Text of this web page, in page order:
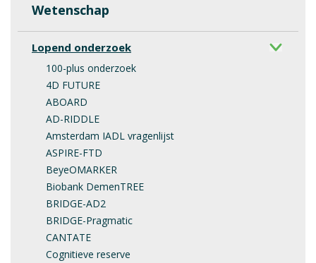
Wetenschap
Lopend onderzoek
100-plus onderzoek
4D FUTURE
ABOARD
AD-RIDDLE
Amsterdam IADL vragenlijst
ASPIRE-FTD
BeyeOMARKER
Biobank DemenTREE
BRIDGE-AD2
BRIDGE-Pragmatic
CANTATE
Cognitieve reserve